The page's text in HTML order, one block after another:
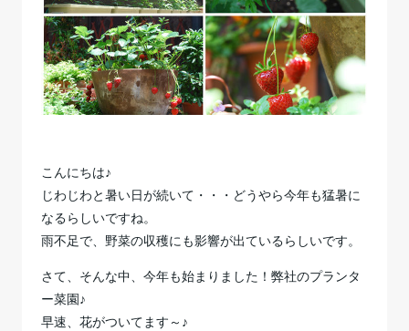
こんにちは♪
じわじわと暑い日が続いて・・・どうやら今年も猛暑に
なるらしいですね。
雨不足で、野菜の収穫にも影響が出ているらしいです。
さて、そんな中、今年も始まりました！弊社のプランタ
ー菜園♪
早速、花がついてます～♪